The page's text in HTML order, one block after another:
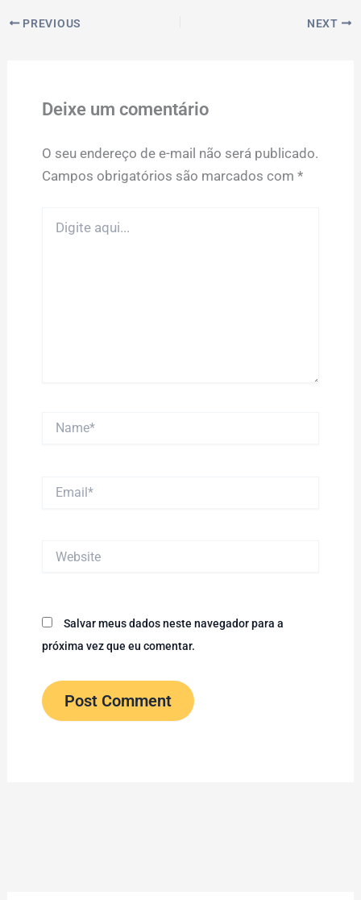
PREVIOUS NEXT
Deixe um comentário
O seu endereço de e-mail não será publicado.
Campos obrigatórios são marcados com *
aqui...
Salvar meus dados neste navegador para a
próxima vez que eu comentar.